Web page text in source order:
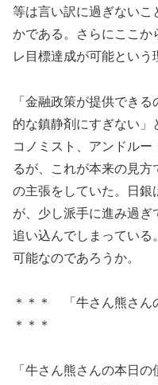
等は言い訳に過ぎないこ
かである。さらにここか
レ目標達成が可能という
「金融政策が提供でき
的な鎮静剤にすぎない」
コノミスト、アンドル
るが、これが本来の見
の主張をしていた。日銀
が、少し派手に進み過ぎ
追い込んでしまっている
可能なのであろうか。
＊＊＊ 「牛さん熊さん
＊＊＊
「牛さん熊さんの本日